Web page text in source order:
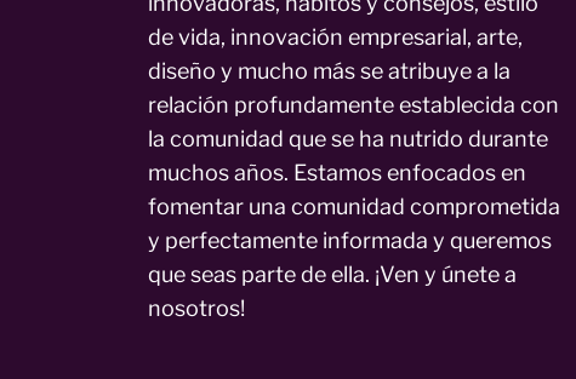
de vida, innovación empresarial, arte,
diseño y mucho más se atribuye a la
relación profundamente establecida con
la comunidad que se ha nutrido durante
muchos años. Estamos enfocados en
fomentar una comunidad comprometida
y perfectamente informada y queremos
que seas parte de ella. ¡Ven y únete a
nosotros!